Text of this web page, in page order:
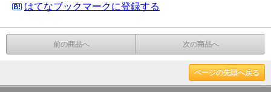
はてなブックマークに登録する
前の商品へ 次の商品へ
ページの先頭へ戻る